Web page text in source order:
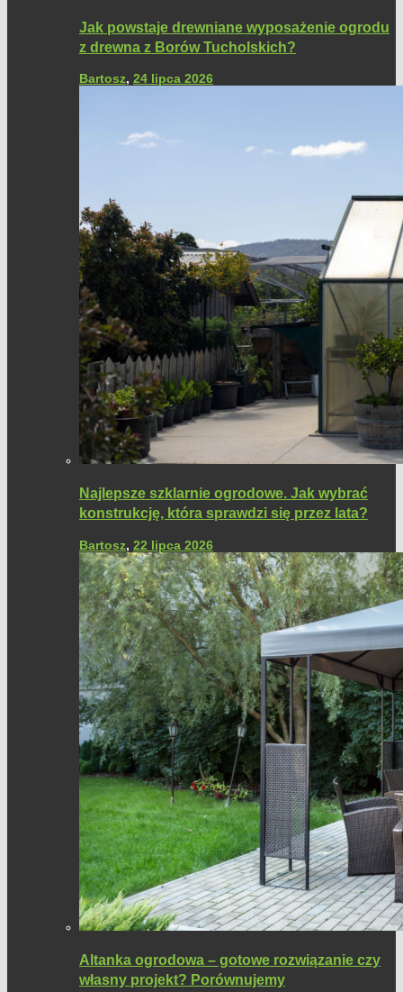
Jak powstaje drewniane wyposażenie ogrodu
z drewna z Borów Tucholskich?
Bartosz, 24 lipca 2026
Najlepsze szklarnie ogrodowe. Jak wybrać
konstrukcję, która sprawdzi się przez lata?
Bartosz, 22 lipca 2026
Altanka ogrodowa – gotowe rozwiązanie czy
własny projekt? Porównujemy